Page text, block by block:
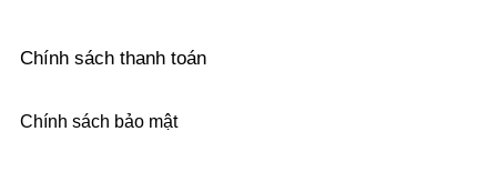
Chính sách thanh toán
Chính sách bảo mật